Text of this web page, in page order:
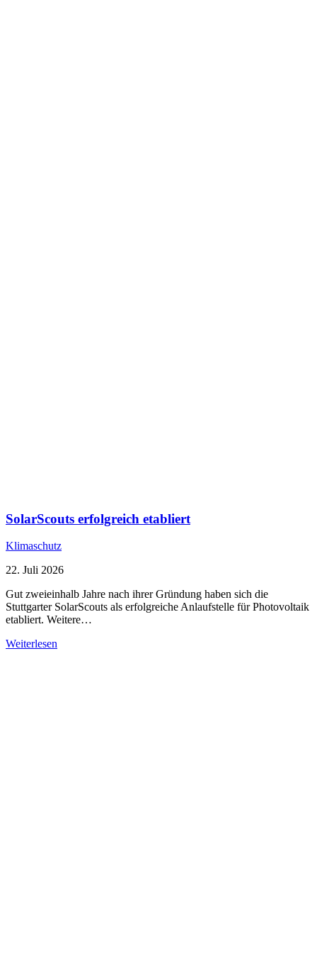
SolarScouts erfolgreich etabliert
Klimaschutz
22. Juli 2026
Gut zweieinhalb Jahre nach ihrer Gründung haben sich die
Stuttgarter SolarScouts als erfolgreiche Anlaufstelle für Photovoltaik
etabliert. Weitere…
Weiterlesen